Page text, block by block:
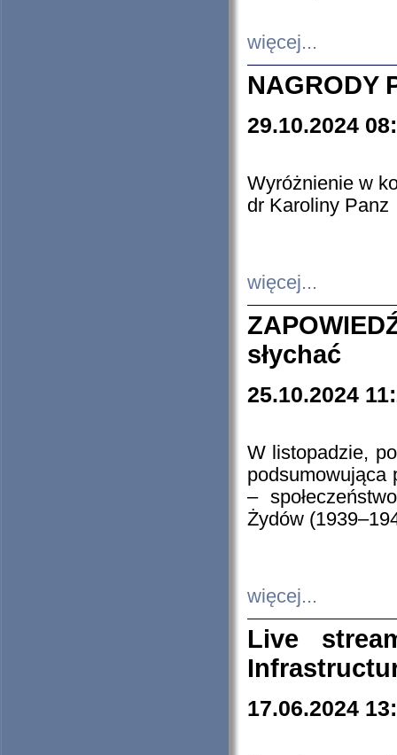
więcej...
NAGRODY
29.10.2024
Wyróżnienie w
dr Karoliny Panz
więcej...
słychać
25.10.2024
W listopadzie,
podsumowująca
–
Żydów
więcej...
Live
17.06.2024